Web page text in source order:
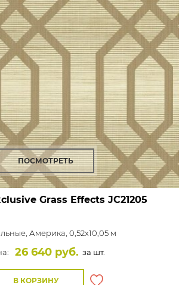
ПОСМОТРЕТЬ
Grass Effects JC21205
Америка, 0,52x10,05 м
26 640 руб. за шт.
В КОРЗИНУ